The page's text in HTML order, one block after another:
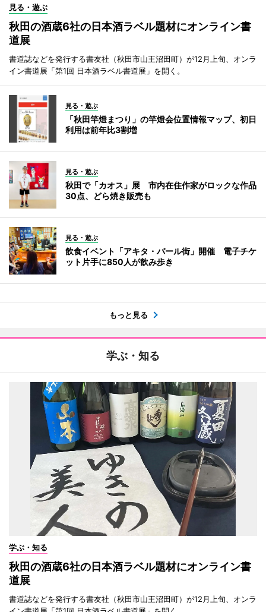
見る・遊ぶ
秋田の酒蔵6社の日本酒ラベル題材にオンライン書
道展
書道誌などを発行する書友社（秋田市山王沼田町）が12月上旬、オンラ
イン書道展「第1回 日本酒ラベル書道展」を開く。
見る・遊ぶ
「秋田竿燈まつり」の竿燈会位置情報マップ、初日
利用は前年比3割増
見る・遊ぶ
秋田で「カオス」展 市内在住作家がロックな作品
30点、どら焼き販売も
見る・遊ぶ
飲食イベント「アキタ・バール街」開催 電子チケ
ット片手に850人が飲み歩き
もっと見る
学ぶ・知る
学ぶ・知る
秋田の酒蔵6社の日本酒ラベル題材にオンライン書
道展
書道誌などを発行する書友社（秋田市山王沼田町）が12月上旬、オンラ